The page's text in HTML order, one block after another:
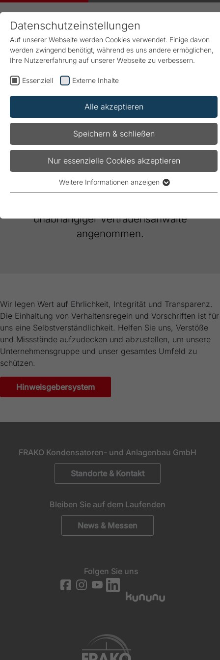
Start FRAKO Kontakt Hinweisgebersystem
Hinweisgebersystem
Das Hinweisgebersystem gibt Ihnen die
Möglichkeit, anonym illegales oder
unethisches Verhalten unserer Mitarbeiter zu
unabhängiger Vertrauensanwälte
angenommen.
Wir legen Wert auf Ehrlichkeit, Integrität und Transparenz.
Die Einhaltung von Verhaltensregeln und Vorschriften ist für
uns eine Selbstverständlichkeit. Helfen Sie uns, Verstöße
und Missstände aufzudecken und abzustellen, um unsere
Unternehmensgruppe und unser gesamtes Umfeld zu
schützen.
Hinweisgebersystem
FRAKO Kondensatoren- und Anlagenbau GmbH
Standorte & Kontakt
Bleiben Sie auf dem Laufenden
News & Messen
Folgen Sie uns
Datenschutzeinstellungen
Auf unserer Webseite werden Cookies verwendet. Einige davon
werden zwingend benötigt, während es uns andere ermöglichen,
Ihre Nutzererfahrung auf unserer Webseite zu verbessern.
Essenziell Externe Inhalte
Alle akzeptieren
Speichern & schließen
Nur essenzielle Cookies akzeptieren
Webseite einwandfrei funktioniert.
cookie_optin
Zweck
Dieses Cookie wird verwendet, um Ihre
Cookie-Einstellungen für diese Website zu
speichern.
SgCookieOptin.lastPreferences
Anbieter FRAKO
Laufzeit 1 Jahr
Zweck
Dieser Wert speichert Ihre Consent-
Speicherung Ihrer vorgenommen
Einstellungen, falls der Webseiten-Betreiber
dies eingestellt hat.
Cookie-Informationen anzeigen
Weitere Informationen anzeigen